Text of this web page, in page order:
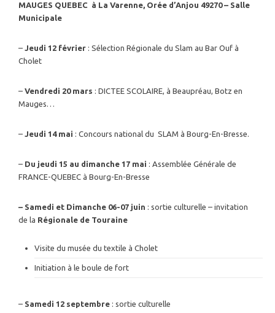
MAUGES QUEBEC à La Varenne, Orée d’Anjou 49270 – Salle
Municipale
– Jeudi 12 février : Sélection Régionale du Slam au Bar Ouf à
Cholet
– Vendredi 20 mars : DICTEE SCOLAIRE, à Beaupréau, Botz en
Mauges…
– Jeudi 14 mai : Concours national du SLAM à Bourg-En-Bresse.
– Du jeudi 15 au dimanche 17 mai : Assemblée Générale de
FRANCE-QUEBEC à Bourg-En-Bresse
– Samedi et Dimanche 06-07 juin : sortie culturelle – invitation
de la Régionale de Touraine
Visite du musée du textile à Cholet
Initiation à le boule de fort
– Samedi 12 septembre : sortie culturelle